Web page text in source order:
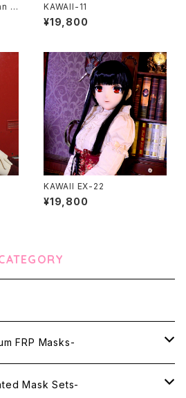
n
KAWAII-11
¥19,800
KAWAII EX-22
¥19,800
FRP Masks-
& Wig Sets
Mask Sets-